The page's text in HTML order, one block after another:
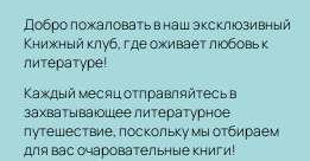
Добро пожаловать в наш эксклюзивный
Книжный клуб, где оживает любовь к
литературе!
Каждый месяц отправляйтесь в
захватывающее литературное
путешествие, поскольку мы отбираем
для вас очаровательные книги!